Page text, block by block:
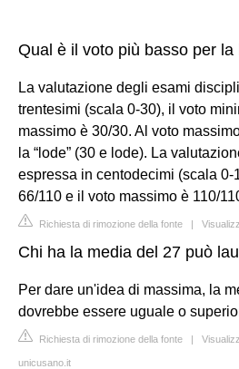
Qual è il voto più basso per la
La valutazione degli esami
trentesimi (scala 0-30), il voto
massimo è 30/30. Al voto
la “lode” (30 e lode). La
espressa in centodecimi (scala 0-
66/110 e il voto massimo è 110/
Richiesta di rimozione della fonte |
Chi ha la media del 27 può
Per dare un'idea di massima, la
dovrebbe essere uguale o
Richiesta di rimozione della fonte |
unicusano.it